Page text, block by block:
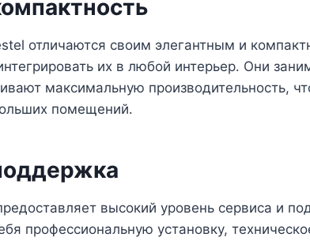
отличаются своим элегантным и
их в любой интерьер․ Они
максимальную производительность,
помещений․
высокий уровень сервиса и
профессиональную установку,